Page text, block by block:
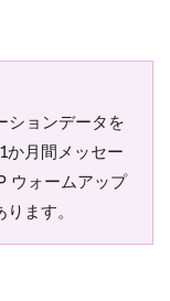
ションデータを
か月間メッセー
ウォームアップ
ます。